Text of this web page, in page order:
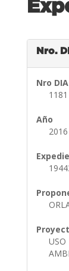
Nro.
Nro DIA
1181
Año
2016
USO